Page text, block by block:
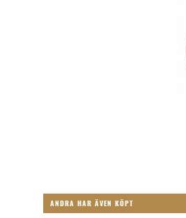
ANDRA HAR ÄVEN KÖPT